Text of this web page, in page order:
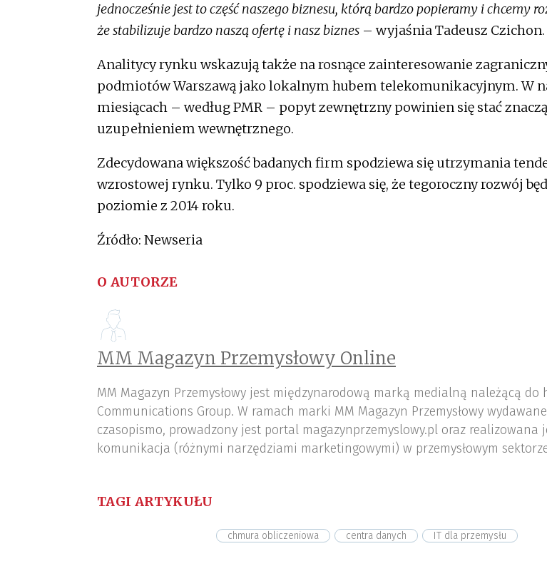
jednocześnie jest to część naszego biznesu, którą bardzo popieramy i chcemy
że stabilizuje bardzo naszą ofertę i nasz biznes – wyjaśnia Tadeusz Czichon.
Analitycy rynku wskazują także na rosnące zainteresowanie
podmiotów Warszawą jako lokalnym hubem telekomunikacyjnym. W
miesiącach – według PMR – popyt zewnętrzny powinien się stać
uzupełnieniem wewnętrznego.
Zdecydowana większość badanych firm spodziewa się utrzymania
wzrostowej rynku. Tylko 9 proc. spodziewa się, że tegoroczny rozwój
poziomie z 2014 roku.
Źródło: Newseria
O AUTORZE
MM Magazyn Przemysłowy Online
MM Magazyn Przemysłowy jest międzynarodową marką medialną należącą do
Communications Group. W ramach marki MM Magazyn Przemysłowy
czasopismo, prowadzony jest portal magazynprzemyslowy.pl oraz realizowana
komunikacja (różnymi narzędziami marketingowymi) w przemysłowym
TAGI ARTYKUŁU
chmura obliczeniowa centra danych IT dla przemysłu